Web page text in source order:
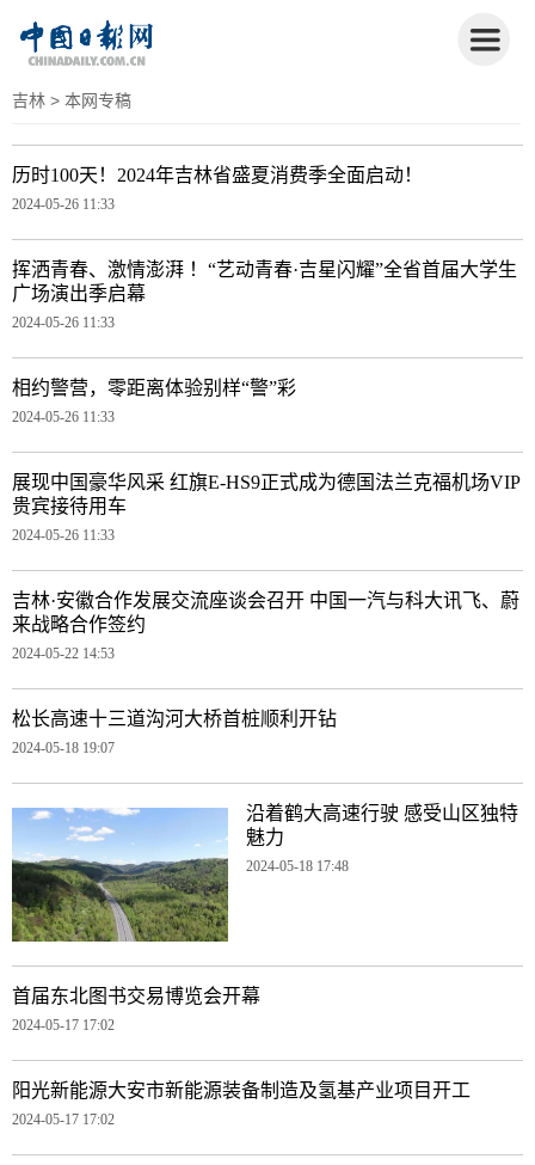
吉林 > 本网专稿
历时100天！2024年吉林省盛夏消费季全面启动！
2024-05-26 11:33
挥洒青春、激情澎湃 ！“艺动青春·吉星闪耀”全省首届大学生
广场演出季启幕
2024-05-26 11:33
相约警营，零距离体验别样“警”彩
2024-05-26 11:33
展现中国豪华风采 红旗E-HS9正式成为德国法兰克福机场VIP
贵宾接待用车
2024-05-26 11:33
吉林·安徽合作发展交流座谈会召开 中国一汽与科大讯飞、蔚
来战略合作签约
2024-05-22 14:53
松长高速十三道沟河大桥首桩顺利开钻
2024-05-18 19:07
沿着鹤大高速行驶 感受山区独特
魅力
2024-05-18 17:48
首届东北图书交易博览会开幕
2024-05-17 17:02
阳光新能源大安市新能源装备制造及氢基产业项目开工
2024-05-17 17:02